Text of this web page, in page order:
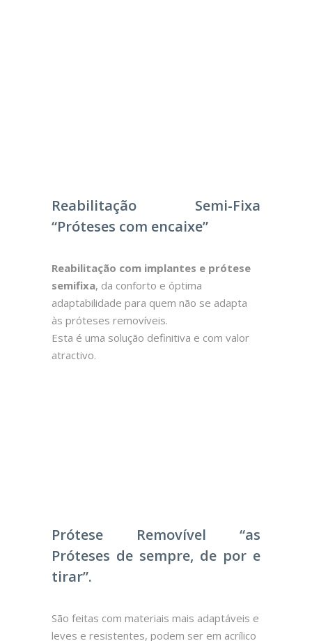
Reabilitação Semi-Fixa
“Próteses com encaixe”
Reabilitação com implantes e prótese
semifixa, da conforto e óptima
adaptabilidade para quem não se adapta
às próteses removíveis.
Esta é uma solução definitiva e com valor
atractivo.
Prótese Removível “as
Próteses de sempre, de por e
tirar”.
São feitas com materiais mais adaptáveis e
leves e resistentes, podem ser em acrílico